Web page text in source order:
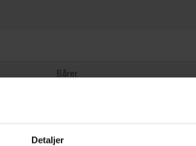
Detaljer
Bårer